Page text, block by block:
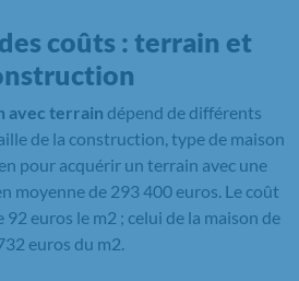
coûts : terrain et
avec terrain dépend de différents
de la construction, type de maison
pour acquérir un terrain avec une
moyenne de 293 400 euros. Le coût
euros le m2 ; celui de la maison de
euros du m2.